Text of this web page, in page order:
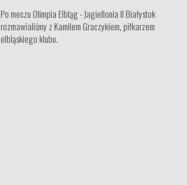
Po meczu Olimpia Elbląg - Jagiellonia II Białystok
rozmawialiśmy z Kamilem Graczykiem, piłkarzem
elbląskiego klubu.